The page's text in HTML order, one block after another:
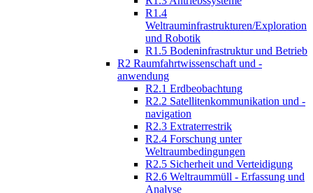
R1.4
Weltrauminfrastrukturen/Exploration
und Robotik
R1.5 Bodeninfrastruktur und Betrieb
R2 Raumfahrtwissenschaft und -
anwendung
R2.1 Erdbeobachtung
R2.2 Satellitenkommunikation und -
navigation
R2.3 Extraterrestrik
R2.4 Forschung unter
Weltraumbedingungen
R2.5 Sicherheit und Verteidigung
R2.6 Weltraummüll - Erfassung und
Analyse